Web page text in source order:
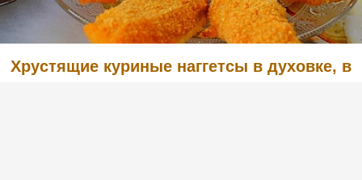
Хрустящие куриные наггетсы в духовке, в